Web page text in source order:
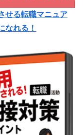
せる転職マニュア
れる！